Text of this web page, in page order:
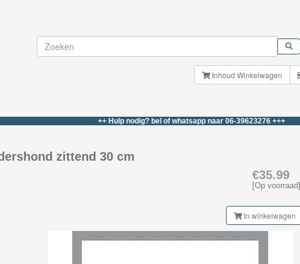
Inhoud Winkelwagen
++ Hulp nodig? bel of whatsapp naar 06-39623276 +++
€35.99
[Op voorraad]
zittend 30 cm
In winkelwagen